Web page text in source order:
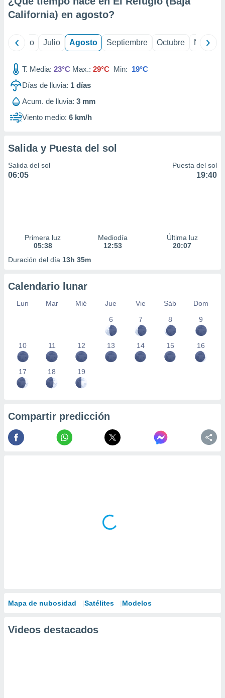
e
publicidad
publicidad
de
California) en agosto?
Junio Julio Agosto Septiembre Octubre
T. Media: 23°C Max.: 29°C Min: 19°C
Días de lluvia: 1 días
Acum. de lluvia: 3 mm
Viento medio: 6 km/h
Salida y Puesta del sol
Salida del sol
06:05
Puesta del sol
19:40
Primera luz
05:38
Mediodía
12:53
Última luz
20:07
Duración del día 13h 35m
Calendario lunar
Lun Mar Mié Jue Vie Sáb
Dom
6
7 8 9
10 11 12 13 14 15 16
17 18 19
Compartir predicción
Mapa de nubosidad Satélites Modelos
Videos destacados